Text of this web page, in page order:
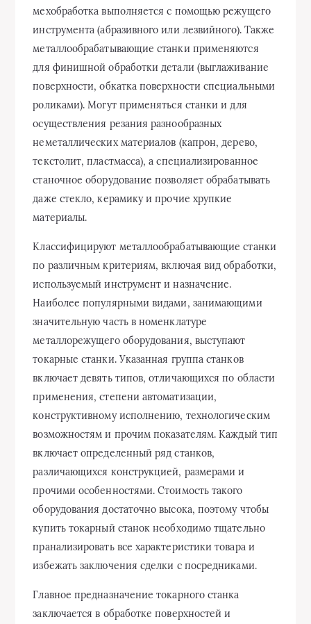
мехобработка выполняется с помощью режущего
инструмента (абразивного или лезвийного). Также
металлообрабатывающие станки применяются
для финишной обработки детали (выглаживание
поверхности, обкатка поверхности специальными
роликами). Могут применяться станки и для
осуществления резания разнообразных
неметаллических материалов (капрон, дерево,
текстолит, пластмасса), а специализированное
станочное оборудование позволяет обрабатывать
даже стекло, керамику и прочие хрупкие
материалы.
Классифицируют металлообрабатывающие станки
по различным критериям, включая вид обработки,
используемый инструмент и назначение.
Наиболее популярными видами, занимающими
значительную часть в номенклатуре
металлорежущего оборудования, выступают
токарные станки. Указанная группа станков
включает девять типов, отличающихся по области
применения, степени автоматизации,
конструктивному исполнению, технологическим
возможностям и прочим показателям. Каждый тип
включает определенный ряд станков,
различающихся конструкцией, размерами и
прочими особенностями. Стоимость такого
оборудования достаточно высока, поэтому чтобы
купить токарный станок необходимо тщательно
пранализировать все характеристики товара и
избежать заключения сделки с посредниками.
Главное предназначение токарного станка
заключается в обработке поверхностей и